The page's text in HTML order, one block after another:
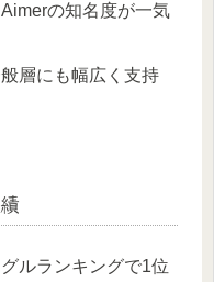
の知名度が一気
層にも幅広く支持
ルランキングで1位